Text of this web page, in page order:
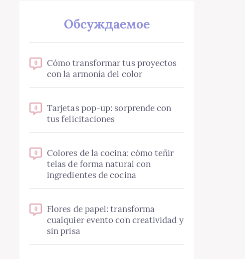
Обсуждаемое
0
Cómo transformar tus proyectos
con la armonía del color
0
Tarjetas pop-up: sorprende con
tus felicitaciones
0
Colores de la cocina: cómo teñir
telas de forma natural con
ingredientes de cocina
0
Flores de papel: transforma
cualquier evento con creatividad y
sin prisa